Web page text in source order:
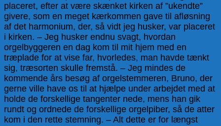
placeret, efter at være skænket kirken af ”ukendte”
givere, som en meget kærkommen gave til afløsning
af det harmonium, der, så vidt jeg husker, var placeret
i kirken. – Jeg husker endnu svagt, hvordan
orgelbyggeren en dag kom til mit hjem med en
træplade for at vise far, hvorledes, man havde tænkt
sig, træsorten skulle fremstå. – Jeg mindes de
kommende års besøg af orgelstemmeren, Bruno, der
gerne ville have os til at hjælpe under arbejdet med at
holde de forskellige tangenter nede, mens han gik
rundt og ordnede de forskellige orgelpiber, så de atter
kom i den rette stemning. – Alt dette er for længst